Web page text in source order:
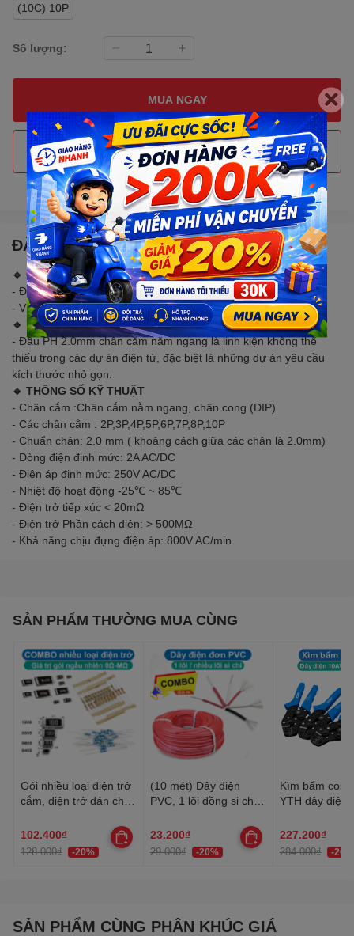
(10C) 10P
Số lượng:
MUA NGAY
THÊM VÀO GIỎ HÀNG
Gọi đặt mua 0907088123 (7:30 - 17:00)
ĐẶC ĐIỂM NỔI BẬT
🔹 CHÚ Ý
- Đơn vị tính theo cái 20C là 20 cái
- Ví dụ: Sản phẩm có ghi là (20C) tức là sẽ bán ̀20 cái/1 gói
🔹 MÔ TẢ SẢN PHẨM
- Đầu PH 2.0mm chân cắm nằm ngang là linh kiện không thể
thiếu trong các dự án điện tử, đặc biệt là những dự án yêu cầu
kích thước nhỏ gọn.
🔹 THÔNG SỐ KỸ THUẬT
- Chân cắm :Chân cắm nằm ngang, chân cong (DIP)
- Các chân cắm : 2P,3P,4P,5P,6P,7P,8P,10P
- Chuẩn chân: 2.0 mm ( khoảng cách giữa các chân là 2.0mm)
- Dòng điện định mức: 2A AC/DC
- Điện áp định mức: 250V AC/DC
- Nhiệt độ hoạt động -25℃ ~ 85℃
- Điện trở tiếp xúc < 20mΩ
- Điện trở Phần cách điện: > 500MΩ
- Khả năng chịu đựng điện áp: 800V AC/min
SẢN PHẨM THƯỜNG MUA CÙNG
Gói nhiều loại điện trở
cắm, điện trở dán cho
102.400₫
128.000₫ -20%
(10 mét) Dây điện
PVC, 1 lõi đồng si chì,
22AWG
23.200₫
29.000₫ -20%
Kìm bấm cos
YTH dây điện
227.200₫
284.000₫ -20%
SẢN PHẨM CÙNG PHÂN KHÚC GIÁ